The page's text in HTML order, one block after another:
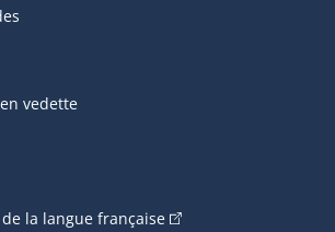
vedette
la langue française(Cet hyperlien